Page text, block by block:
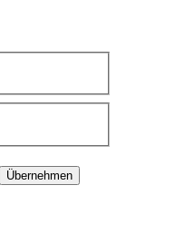
Übernehmen